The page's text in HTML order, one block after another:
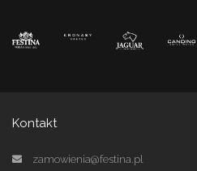
Kontakt
zamowienia@festina.pl